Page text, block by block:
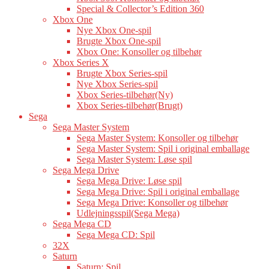
Special & Collector’s Edition 360
Xbox One
Nye Xbox One-spil
Brugte Xbox One-spil
Xbox One: Konsoller og tilbehør
Xbox Series X
Brugte Xbox Series-spil
Nye Xbox Series-spil
Xbox Series-tilbehør(Ny)
Xbox Series-tilbehør(Brugt)
Sega
Sega Master System
Sega Master System: Konsoller og tilbehør
Sega Master System: Spil i original emballage
Sega Master System: Løse spil
Sega Mega Drive
Sega Mega Drive: Løse spil
Sega Mega Drive: Spil i original emballage
Sega Mega Drive: Konsoller og tilbehør
Udlejningsspil(Sega Mega)
Sega Mega CD
Sega Mega CD: Spil
32X
Saturn